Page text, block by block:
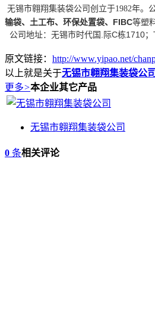
无锡市翱翔集装袋公司创立于1982年。
输袋、土工布、环保处置袋、FIBC等塑
公司地址：无锡市时代国.际C栋1710
原文链接： http://www.yipao.net/
以上就是关于无锡市翱翔集装袋公司
更多>本企业其它产品
无锡市翱翔集装袋公司
0 条相关评论